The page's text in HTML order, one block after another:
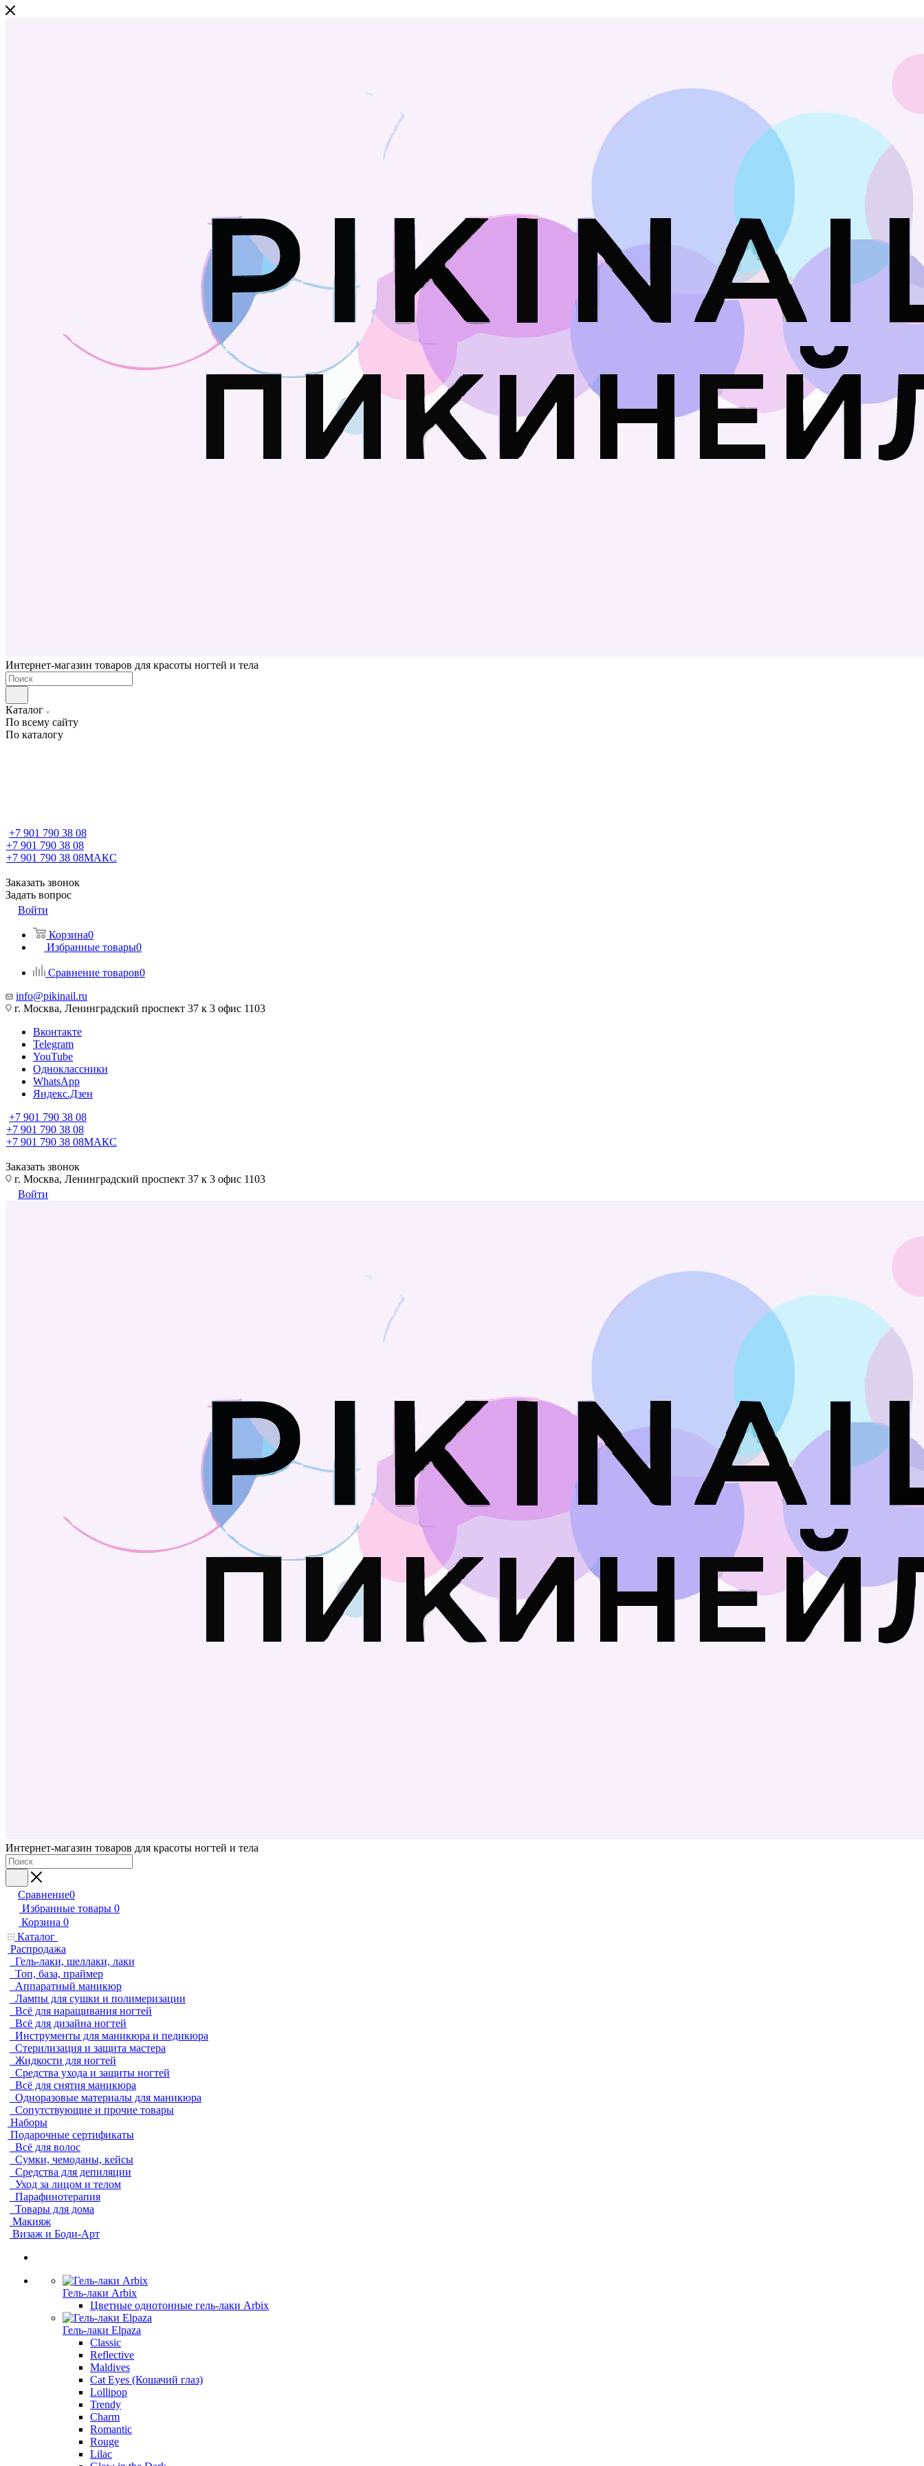
Интернет-магазин товаров для красоты ногтей и тела
Каталог
По всему сайту
По каталогу
+7 901 790 38 08
+7 901 790 38 08
+7 901 790 38 08МАКС
Заказать звонок
Задать вопрос
Войти
Корзина0
Избранные товары0
Сравнение товаров0
info@pikinail.ru
г. Москва, Ленинградский проспект 37 к 3 офис 1103
Вконтакте
Telegram
YouTube
Одноклассники
WhatsApp
Яндекс.Дзен
+7 901 790 38 08
+7 901 790 38 08
+7 901 790 38 08МАКС
Заказать звонок
г. Москва, Ленинградский проспект 37 к 3 офис 1103
Войти
Интернет-магазин товаров для красоты ногтей и тела
Сравнение0
Избранные товары 0
Корзина 0
Каталог
Распродажа
Гель-лаки, шеллаки, лаки
Топ, база, праймер
Аппаратный маникюр
Лампы для сушки и полимеризации
Всё для наращивания ногтей
Всё для дизайна ногтей
Инструменты для маникюра и педикюра
Стерилизация и защита мастера
Жидкости для ногтей
Средства ухода и защиты ногтей
Всё для снятия маникюра
Одноразовые материалы для маникюра
Сопутствующие и прочие товары
Наборы
Подарочные сертификаты
Всё для волос
Сумки, чемоданы, кейсы
Средства для депиляции
Уход за лицом и телом
Парафинотерапия
Товары для дома
Макияж
Визаж и Боди-Арт
Гель-лаки Arbix
Цветные однотонные гель-лаки Arbix
Гель-лаки Elpaza
Classic
Reflective
Maldives
Cat Eyes (Кошачий глаз)
Lollipop
Trendy
Charm
Romantic
Rouge
Lilac